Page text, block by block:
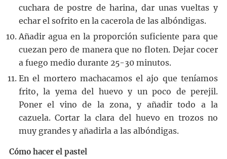
cuchara de postre de harina, dar unas vueltas y
echar el sofrito en la cacerola de las albóndigas.
Añadir agua en la proporción suficiente para que
cuezan pero de manera que no floten. Dejar cocer
a fuego medio durante 25-30 minutos.
En el mortero machacamos el ajo que teníamos
frito, la yema del huevo y un poco de perejil.
Poner el vino de la zona, y añadir todo a la
cazuela. Cortar la clara del huevo en trozos no
muy grandes y añadirla a las albóndigas.
Cómo hacer el pastel